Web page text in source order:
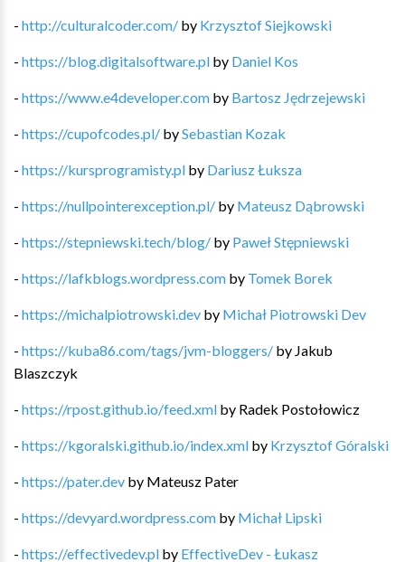
- http://culturalcoder.com/ by Krzysztof Siejkowski
- https://blog.digitalsoftware.pl by Daniel Kos
- https://www.e4developer.com by Bartosz Jędrzejewski
- https://cupofcodes.pl/ bySebastian Kozak
- https://kursprogramisty.pl by Dariusz Łuksza
- https://nullpointerexception.pl/ by Mateusz Dąbrowski
- https://stepniewski.tech/blog/ by Paweł Stępniewski
- https://lafkblogs.wordpress.com by Tomek Borek
- https://michalpiotrowski.dev by Michał Piotrowski Dev
- https://kuba86.com/tags/jvm-bloggers/ by Jakub
Blaszczyk
- https://rpost.github.io/feed.xml by Radek Postołowicz
- https://kgoralski.github.io/index.xml by Krzysztof Góralski
- https://pater.dev by Mateusz Pater
- https://devyard.wordpress.com by Michał Lipski
- https://effectivedev.pl by EffectiveDev - Łukasz